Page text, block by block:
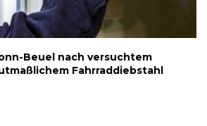
Beuel nach versuchtem
Fahrraddiebstahl